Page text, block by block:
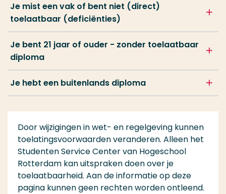
Je mist een vak of bent niet (direct)
toelaatbaar (deficiënties)
Je bent 21 jaar of ouder - zonder toelaatbaar
diploma
Je hebt een buitenlands diploma
Door wijzigingen in wet- en regelgeving kunnen
toelatingsvoorwaarden veranderen. Alleen het
Studenten Service Center van Hogeschool
Rotterdam kan uitspraken doen over je
toelaatbaarheid. Aan de informatie op deze
pagina kunnen geen rechten worden ontleend.